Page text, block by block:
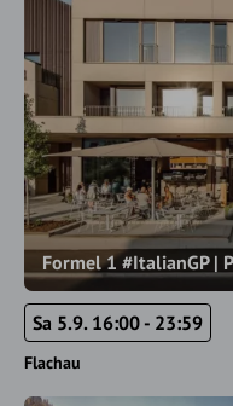
Formel 1 #ItalianGP |
Sa 5.9. 16:00 - 23:59
Flachau